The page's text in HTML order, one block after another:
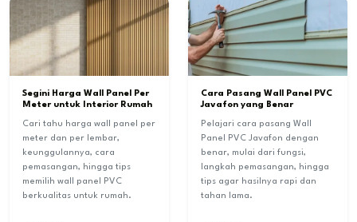
Segini Harga Wall Panel Per
Meter untuk Interior Rumah
Cari tahu harga wall panel per
meter dan per lembar,
keunggulannya, cara
pemasangan, hingga tips
memilih wall panel PVC
berkualitas untuk rumah.
Cara Pasang Wall Panel PVC
Javafon yang Benar
Pelajari cara pasang Wall
Panel PVC Javafon dengan
benar, mulai dari fungsi,
langkah pemasangan, hingga
tips agar hasilnya rapi dan
tahan lama.